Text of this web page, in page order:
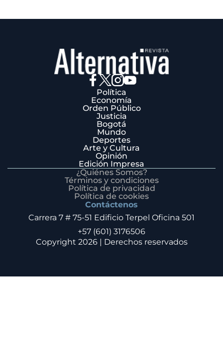
Política
Economía
Orden Público
Justicia
Bogotá
Mundo
Deportes
Arte y Cultura
Opinión
Edición Impresa
¿Quiénes Somos?
Términos y condiciones
Política de privacidad
Política de cookies
Contáctenos
Carrera 7 # 75-51 Edificio Terpel Oficina 501
+57 (601) 3176506
Copyright 2026 | Derechos reservados